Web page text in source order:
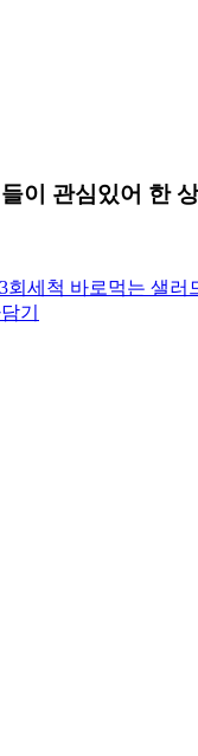
이 관심있어 한
회세척 바로먹는 샐러
기